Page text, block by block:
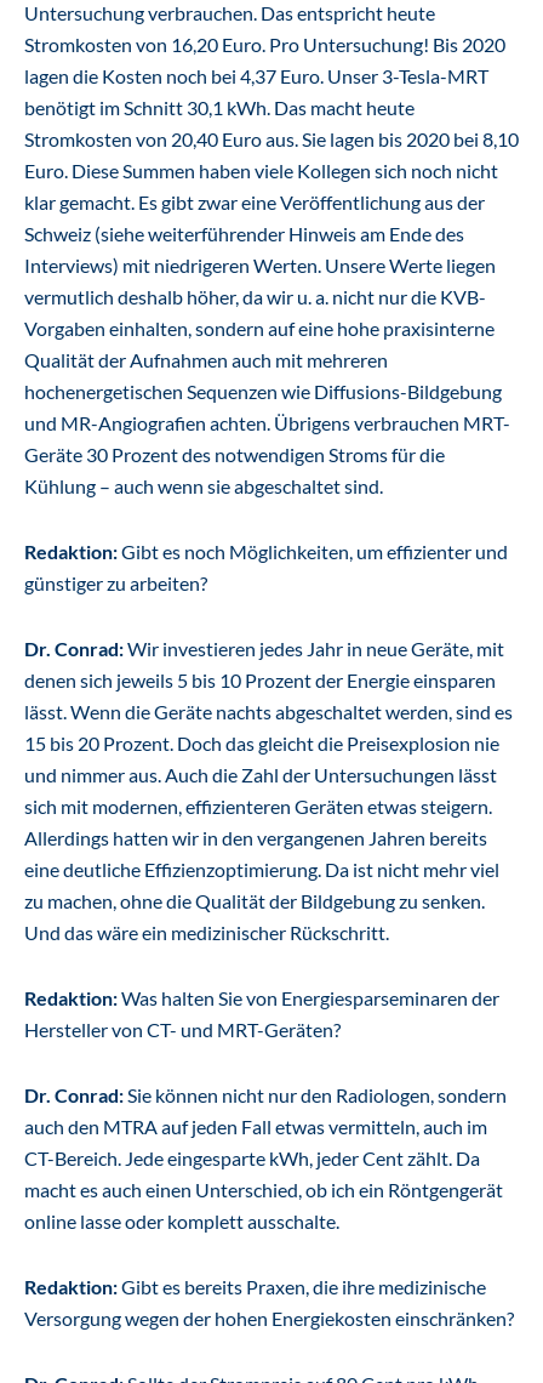
Untersuchung verbrauchen. Das entspricht heute
Stromkosten von 16,20 Euro. Pro Untersuchung! Bis 2020
lagen die Kosten noch bei 4,37 Euro. Unser 3-Tesla-MRT
benötigt im Schnitt 30,1 kWh. Das macht heute
Stromkosten von 20,40 Euro aus. Sie lagen bis 2020 bei 8,10
Euro. Diese Summen haben viele Kollegen sich noch nicht
klar gemacht. Es gibt zwar eine Veröffentlichung aus der
Schweiz (siehe weiterführender Hinweis am Ende des
Interviews) mit niedrigeren Werten. Unsere Werte liegen
vermutlich deshalb höher, da wir u. a. nicht nur die KVB-
Vorgaben einhalten, sondern auf eine hohe praxisinterne
Qualität der Aufnahmen auch mit mehreren
hochenergetischen Sequenzen wie Diffusions-Bildgebung
und MR-Angiografien achten. Übrigens verbrauchen MRT-
Geräte 30 Prozent des notwendigen Stroms für die
Kühlung – auch wenn sie abgeschaltet sind.
Redaktion:Gibt es noch Möglichkeiten, um effizienter und
günstiger zu arbeiten?
Dr. Conrad:Wir investieren jedes Jahr in neue Geräte, mit
denen sich jeweils 5 bis 10 Prozent der Energie einsparen
lässt. Wenn die Geräte nachts abgeschaltet werden, sind es
15 bis 20 Prozent. Doch das gleicht die Preisexplosion nie
und nimmer aus. Auch die Zahl der Untersuchungen lässt
sich mit modernen, effizienteren Geräten etwas steigern.
Allerdings hatten wir in den vergangenen Jahren bereits
eine deutliche Effizienzoptimierung. Da ist nicht mehr viel
zu machen, ohne die Qualität der Bildgebung zu senken.
Und das wäre ein medizinischer Rückschritt.
Redaktion:Was halten Sie von Energiesparseminaren der
Hersteller von CT- und MRT-Geräten?
Dr. Conrad:Sie können nicht nur den Radiologen, sondern
auch den MTRA auf jeden Fall etwas vermitteln, auch im
CT-Bereich. Jede eingesparte kWh, jeder Cent zählt. Da
macht es auch einen Unterschied, ob ich ein Röntgengerät
online lasse oder komplett ausschalte.
Redaktion:Gibt es bereits Praxen, die ihre medizinische
Versorgung wegen der hohen Energiekosten einschränken?